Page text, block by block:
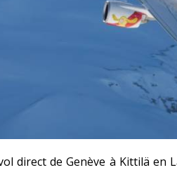
direct de Genève à Kittilä en